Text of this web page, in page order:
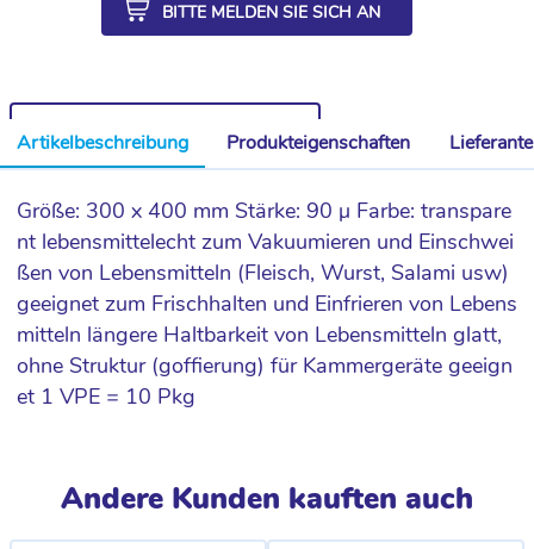
BITTE MELDEN SIE SICH AN
Artikelbeschreibung Produkteigenschaften
Größe: 300 x 400 mm Stärke: 90 µ Farbe: transpare
nt lebensmittelecht zum Vakuumieren und Einschwei
ßen von Lebensmitteln (Fleisch, Wurst, Salami usw)
geeignet zum Frischhalten und Einfrieren von Lebens
mitteln längere Haltbarkeit von Lebensmitteln glatt,
ohne Struktur (goffierung) für Kammergeräte geeign
et 1 VPE = 10 Pkg
Andere Kunden kauften auch